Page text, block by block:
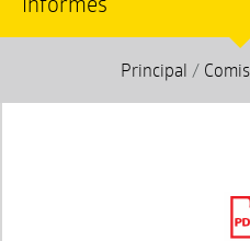
Principal /